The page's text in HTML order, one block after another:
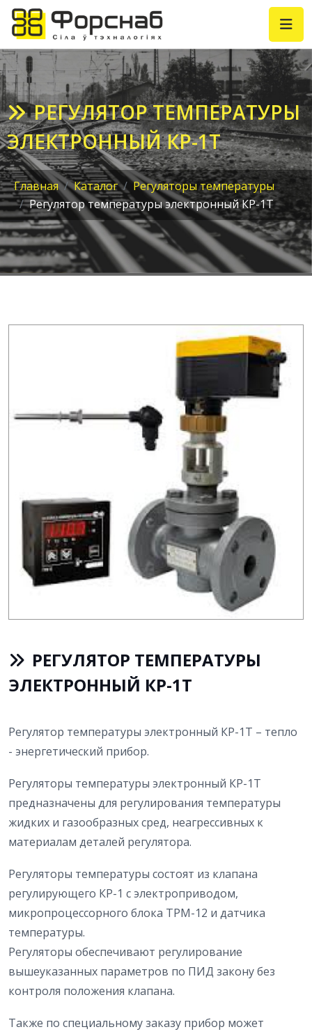
РЕГУЛЯТОР ТЕМПЕРАТУРЫ
ЭЛЕКТРОННЫЙ КР-1Т
Главная Каталог
Регуляторы температуры
Регулятор температуры электронный КР-1Т
РЕГУЛЯТОР ТЕМПЕРАТУРЫ
ЭЛЕКТРОННЫЙ КР-1Т
Регулятор температуры электронный КР-1Т – тепло
- энергетический прибор.
Регуляторы температуры электронный КР-1Т
предназначены для регулирования температуры
жидких и газообразных сред, неагрессивных к
материалам деталей регулятора.
Регуляторы температуры состоят из клапана
регулирующего КР-1 с электроприводом,
микропроцессорного блока ТРМ-12 и датчика
температуры.
Регуляторы обеспечивают регулирование
вышеуказанных параметров по ПИД закону без
контроля положения клапана.
Также по специальному заказу прибор может